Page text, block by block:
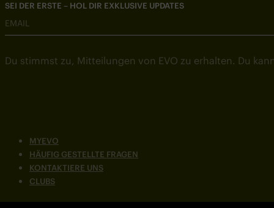
MYEVO
HÄUFIG GESTELLTE FRAGEN
KONTAKTIERE UNS
CLUBS
SEI DER ERSTE – HOL DIR EXKLUSIVE UPDATES
EMAIL
Du stimmst zu, Mitteilungen von EVO zu erhalten. Du